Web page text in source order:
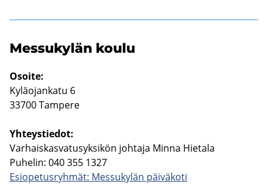
Mes­su­ky­län koulu
Osoi­te:
Ky­lä­ojan­ka­tu 6
33700 Tam­pe­re
Yh­teys­tie­dot:
Var­hais­kas­va­tusyk­si­kön joh­ta­ja Minna Hie­ta­la
Pu­he­lin: 040 355 1327
Esio­pe­tus­ryh­mät: Mes­su­ky­län päi­vä­ko­ti